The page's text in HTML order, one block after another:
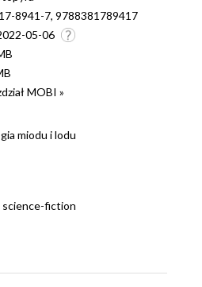
8941-7, 9788381789417
05-06
MOBI »
miodu i lodu
science-fiction